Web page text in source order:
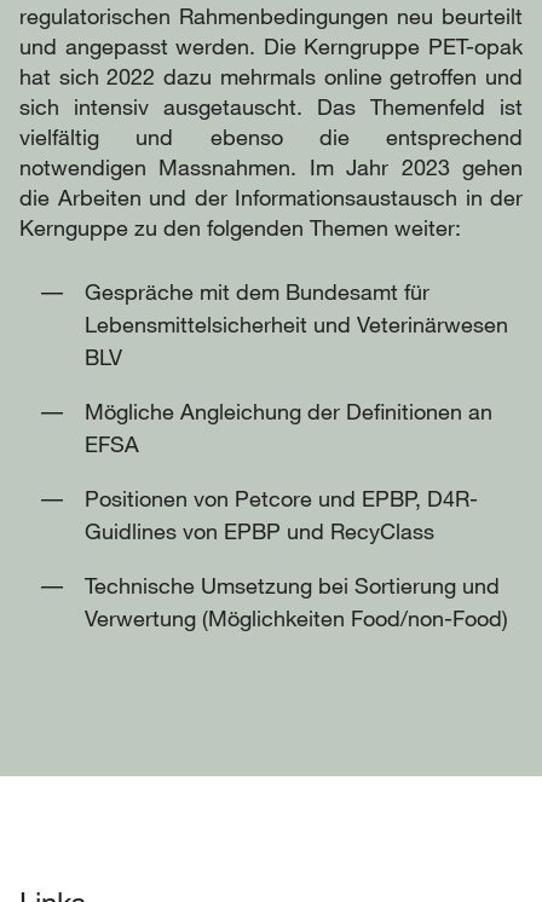
regulatorischen Rahmenbedingungen neu beurteilt
und angepasst werden. Die Kerngruppe PET-opak
hat sich 2022 dazu mehrmals online getroffen und
sich intensiv ausgetauscht. Das Themenfeld ist
vielfältig und ebenso die entsprechend
notwendigen Massnahmen. Im Jahr 2023 gehen
die Arbeiten und der Informationsaustausch in der
Kernguppe zu den folgenden Themen weiter:
Gespräche mit dem Bundesamt für
Lebensmittelsicherheit und Veterinärwesen
BLV
Mögliche Angleichung der Definitionen an
EFSA
Positionen von Petcore und EPBP, D4R-
Guidlines von EPBP und RecyClass
Technische Umsetzung bei Sortierung und
Verwertung (Möglichkeiten Food/non-Food)